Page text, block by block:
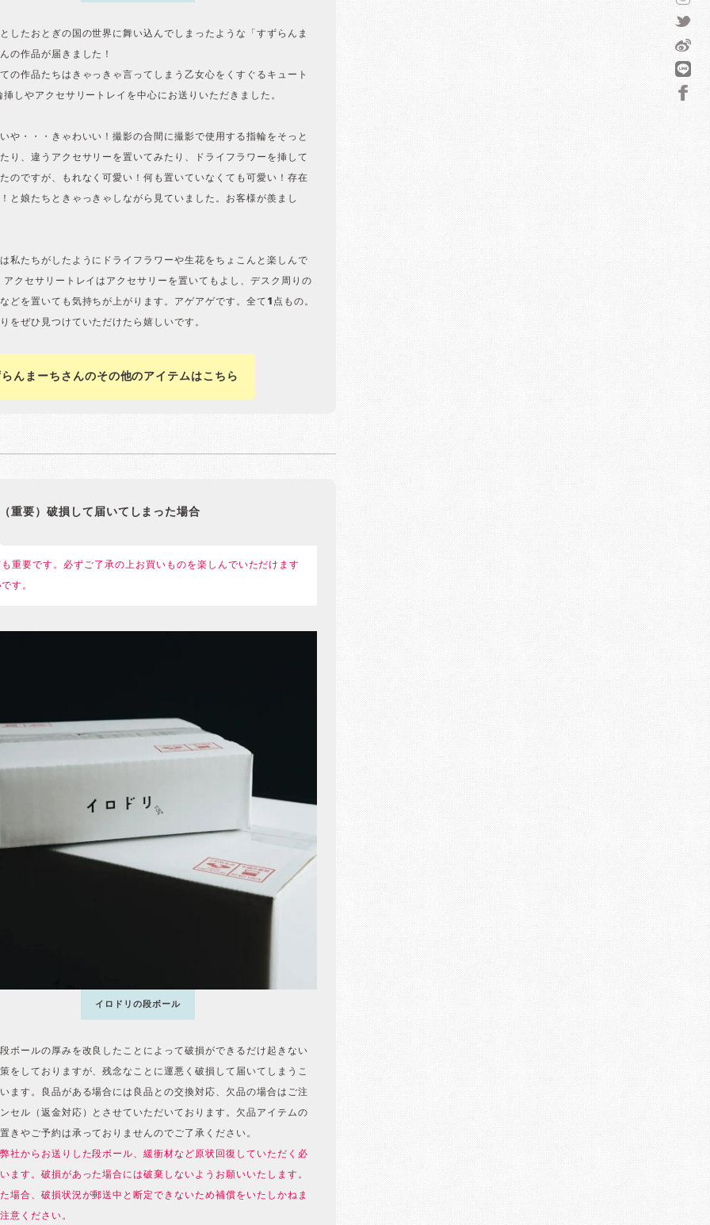
したおとぎの国の世界に舞い込んでしまったような「すずらんま
の作品が届きました！
の作品たちはきゃっきゃ言ってしまう乙女心をくすぐるキュート
挿しやアクセサリートレイを中心にお送りいただきました。
や・・・きゃわいい！撮影の合間に撮影で使用する指輪をそっと
り、違うアクセサリーを置いてみたり、ドライフラワーを挿して
のですが、もれなく可愛い！何も置いていなくても可愛い！存在
と娘たちときゃっきゃしながら見ていました。お客様が羨まし
私たちがしたようにドライフラワーや生花をちょこんと楽しんで
アクセサリートレイはアクセサリーを置いてもよし、デスク周りの
どを置いても気持ちが上がります。アゲアゲです。全て1点もの。
をぜひ見つけていただけたら嬉しいです。
んまーちさんのその他のアイテムはこちら
重要）破損して届いてしまった場合
重要です。必ずご了承の上お買いものを楽しんでいただけます
す。
イロドリの段ボール
ボールの厚みを改良したことによって破損ができるだけ起きない
をしておりますが、残念なことに運悪く破損して届いてしまうこ
ます。良品がある場合には良品との交換対応、欠品の場合はご注
セル（返金対応）とさせていただいております。欠品アイテムの
きやご予約は承っておりませんのでご了承ください。
社からお送りした段ボール、緩衝材など原状回復していただく必
ます。破損があった場合には破棄しないようお願いいたします。
場合、破損状況が郵送中と断定できないため補償をいたしかねま
意ください。